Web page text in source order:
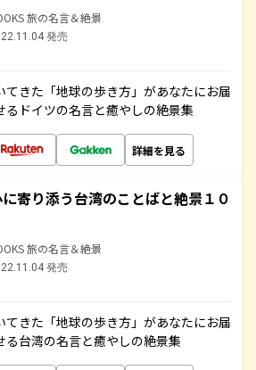
旅の名言＆絶景
発売
てきた「地球の歩き方」があなたにお届
るドイツの名言と癒やしの絶景集
詳細を見る
寄り添う台湾のことばと絶景１０
旅の名言＆絶景
発売
てきた「地球の歩き方」があなたにお届
る台湾の名言と癒やしの絶景集